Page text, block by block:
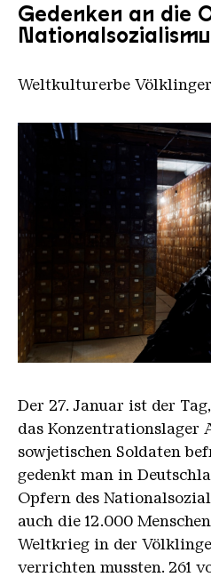
Gedenken an die
Weltkulturerbe
Christian Boltanski: Die
Copyright:
Der 27. Januar ist der
das Konzentrationslager
sowjetischen Soldaten
gedenkt man in
Opfern des
auch die 12.000
Weltkrieg in der
verrichten mussten. 261